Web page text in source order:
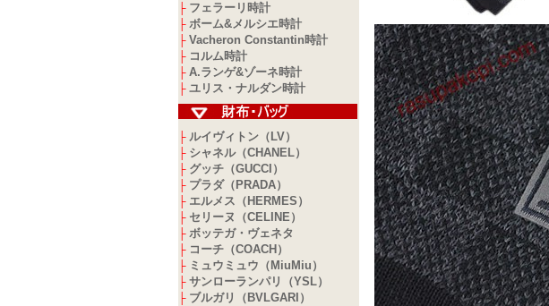
├ フェラーリ時計
├ ボーム&メルシエ時計
├ Vacheron Constantin時計
├ コルム時計
├ A.ランゲ&ゾーネ時計
├ ユリス・ナルダン時計
├ ルイヴィトン（LV）
├ シャネル（CHANEL）
├ グッチ（GUCCI）
├ プラダ（PRADA）
├ エルメス（HERMES）
├ セリーヌ（CELINE）
├ ボッテガ・ヴェネタ
├ コーチ（COACH）
├ ミュウミュウ（MiuMiu）
├ サンローランパリ（YSL）
├ ブルガリ（BVLGARI）